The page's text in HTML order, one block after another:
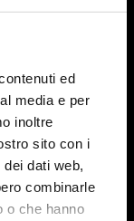
ed
media e per
inoltre
sito con i
dati web,
combinarle
o che hanno